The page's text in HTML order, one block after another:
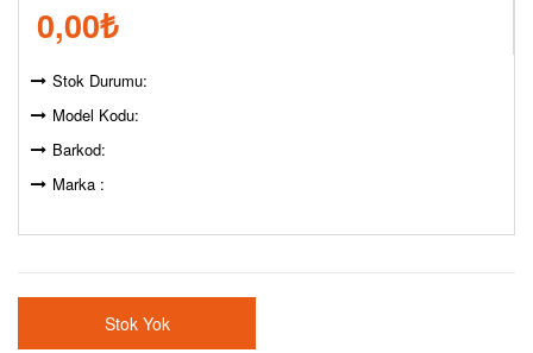
0,00₺
Stok Durumu:
Model Kodu:
Barkod:
Marka :
Stok Yok